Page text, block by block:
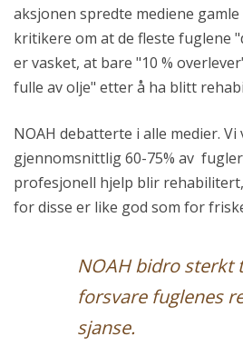
aksjonen spredte mediene
kritikere om at de fleste fuglene
er vasket, at bare "10 %
fulle av olje" etter å ha blitt
NOAH debatterte i alle medier.
gjennomsnittlig 60-75% av
profesjonell hjelp blir
for disse er like god som for
NOAH bidro sterkt
forsvare fuglenes
sjanse.